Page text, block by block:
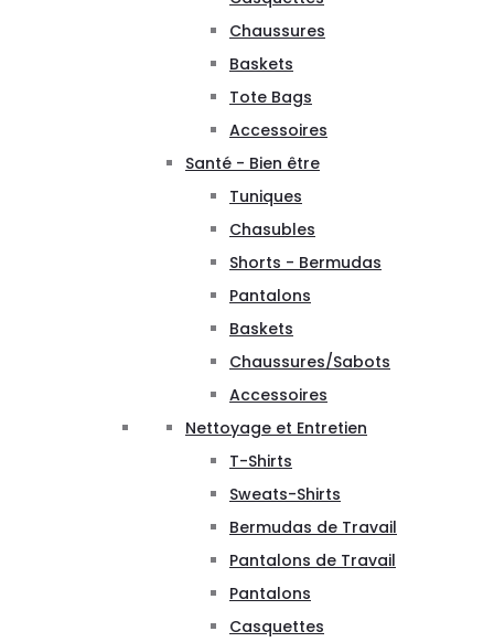
Chaussures
Baskets
Tote Bags
Accessoires
Santé - Bien être
Tuniques
Chasubles
Shorts - Bermudas
Pantalons
Baskets
Chaussures/Sabots
Accessoires
Nettoyage et Entretien
T-Shirts
Sweats-Shirts
Bermudas de Travail
Pantalons de Travail
Pantalons
Casquettes